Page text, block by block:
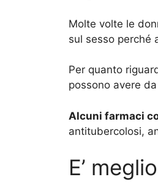
Molte volte le
sul sesso perché
Per quanto
possono avere
Alcuni farmaci
antitubercolosi,
E’